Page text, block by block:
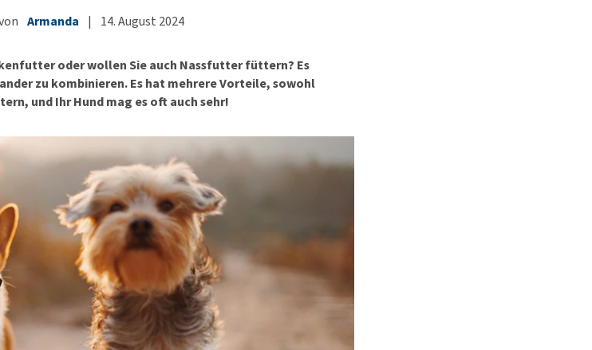
Medizinisches Zubehör
Juckreiz
Nierenproblemen
Armanda | 14. August 2024
oder wollen Sie auch Nassfutter füttern? Es
zu kombinieren. Es hat mehrere Vorteile, sowohl
und Ihr Hund mag es oft auch sehr!